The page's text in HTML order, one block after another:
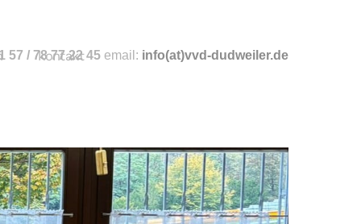
kontakt
57 / 78 77 22 45 email: info(at)vvd-dudweiler.de